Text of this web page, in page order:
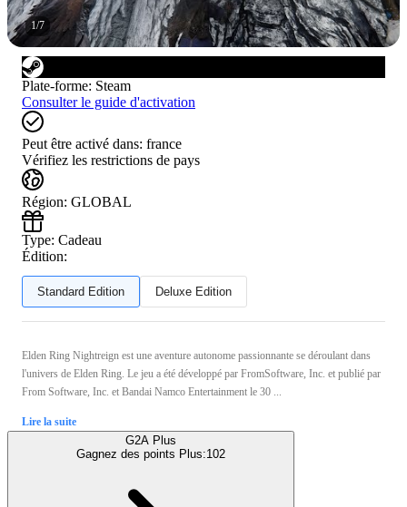
1/7
Plate-forme: Steam
Consulter le guide d'activation
Peut être activé dans: france
Vérifiez les restrictions de pays
Région: GLOBAL
Type: Cadeau
Édition:
Standard Edition Deluxe Edition
Elden Ring Nightreign est une aventure autonome passionnante se déroulant dans
l'univers de Elden Ring. Le jeu a été développé par FromSoftware, Inc. et publié par
From Software, Inc. et Bandai Namco Entertainment le 30 ...
Lire la suite
G2A Plus
Gagnez des points Plus:102